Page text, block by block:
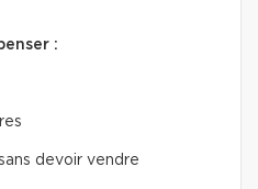
:
devoir vendre